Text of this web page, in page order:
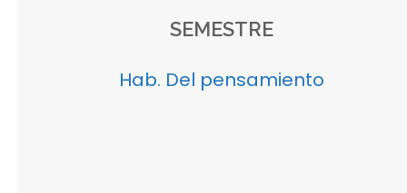
SEMESTRE
Hab. Del pensamiento